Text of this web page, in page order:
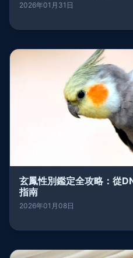
2026年01月31日
玄鳳性別鑑定全攻略：從
指南
2026年01月08日